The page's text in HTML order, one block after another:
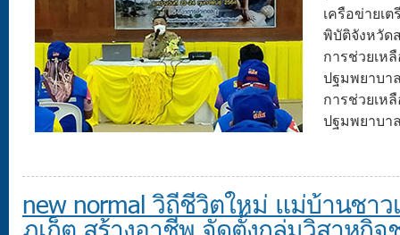
เครือข่ายเ
พิบัติจังหวัด
การช่วยเห
ปฐมพยาบา
การช่วยเห
ปฐมพยาบา
new normal วิถีชีวิตใหม่ แม่บ้านชาว
ภูเก็ต สร้างอาชีพ จัดตั้งกลุ่มวิสาหกิ